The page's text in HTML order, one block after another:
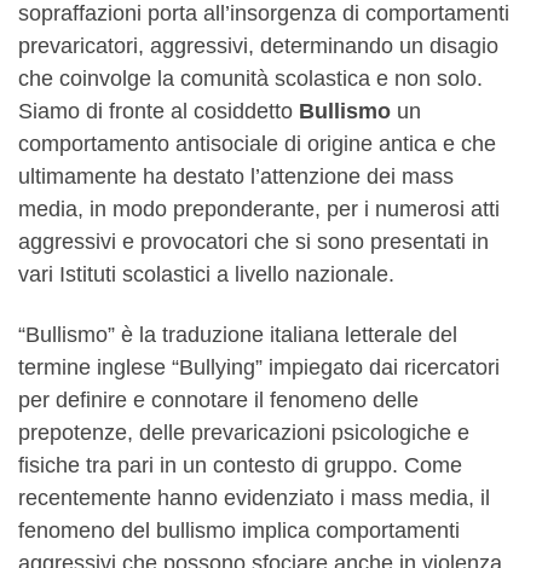
sopraffazioni porta all’insorgenza di comportamenti
prevaricatori, aggressivi, determinando un disagio
che coinvolge la comunità scolastica e non solo.
Siamo di fronte al cosiddetto Bullismo un
comportamento antisociale di origine antica e che
ultimamente ha destato l’attenzione dei mass
media, in modo preponderante, per i numerosi atti
aggressivi e provocatori che si sono presentati in
vari Istituti scolastici a livello nazionale.
“Bullismo” è la traduzione italiana letterale del
termine inglese “Bullying” impiegato dai ricercatori
per definire e connotare il fenomeno delle
prepotenze, delle prevaricazioni psicologiche e
fisiche tra pari in un contesto di gruppo. Come
recentemente hanno evidenziato i mass media, il
fenomeno del bullismo implica comportamenti
aggressivi che possono sfociare anche in violenza